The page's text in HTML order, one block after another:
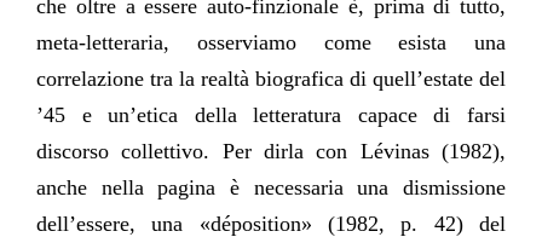
che oltre a essere auto-finzionale è, prima di tutto,
meta-letteraria, osserviamo come esista una
correlazione tra la realtà biografica di quell’estate del
’45 e un’etica della letteratura capace di farsi
discorso collettivo. Per dirla con Lévinas (1982),
anche nella pagina è necessaria una dismissione
dell’essere, una «déposition» (1982, p. 42) del